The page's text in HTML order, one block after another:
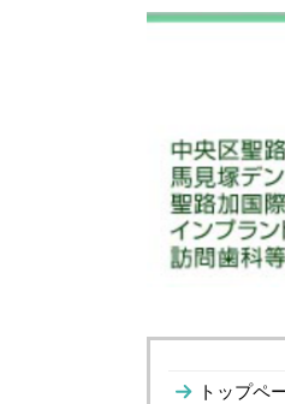
トップペ